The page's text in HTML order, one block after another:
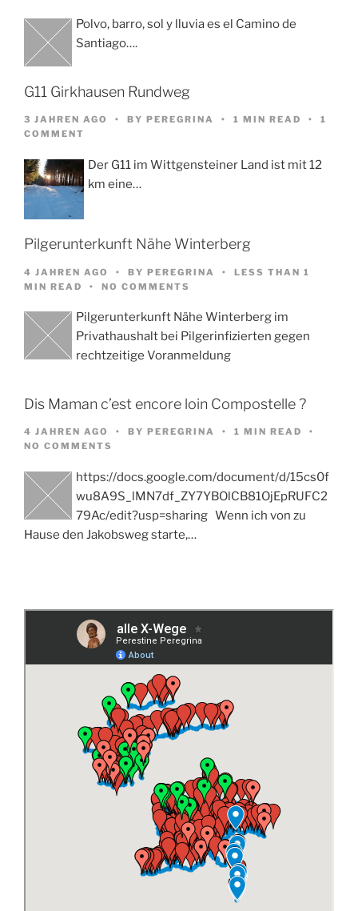
Polvo, barro, sol y lluvia es el Camino de
Santiago….
G11 Girkhausen Rundweg
3 JAHREN AGO BY PEREGRINA 1 MIN READ
1
COMMENT
Der G11 im Wittgensteiner Land ist mit 12
km eine…
Pilgerunterkunft Nähe Winterberg
4 JAHREN AGO BY PEREGRINA
LESS THAN 1
MIN READ
NO COMMENTS
Pilgerunterkunft Nähe Winterberg im
Privathaushalt bei Pilgerinfizierten gegen
rechtzeitige Voranmeldung
Dis Maman c’est encore loin Compostelle ?
4 JAHREN AGO BY PEREGRINA
1 MIN READ
NO COMMENTS
https://docs.google.com/document/d/15cs0f
wu8A9S_lMN7df_ZY7YBOlCB81OjEpRUFC2
79Ac/edit?usp=sharing Wenn ich von zu
Hause den Jakobsweg starte,…